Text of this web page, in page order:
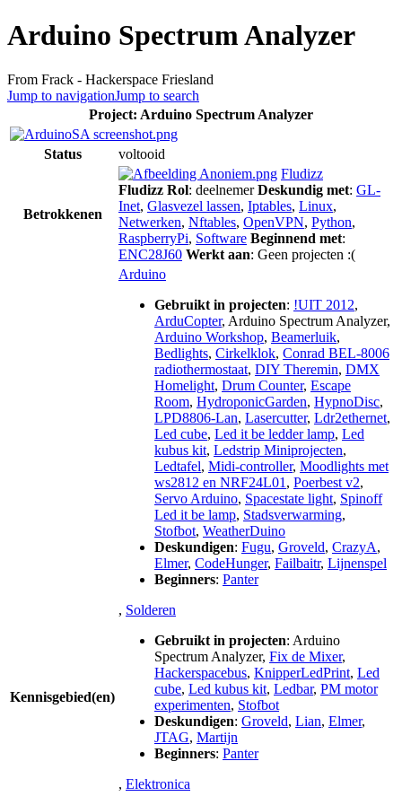
Arduino Spectrum Analyzer
From Frack - Hackerspace Friesland
Jump to navigationJump to search
Project: Arduino Spectrum Analyzer
Status voltooid
Betrokkenen
Fludizz
Fludizz Rol: deelnemerDeskundig met: GL-
Inet, Glasvezel lassen, Iptables, Linux,
Netwerken, Nftables, OpenVPN, Python,
RaspberryPi, Software Beginnend met:
ENC28J60 Werkt aan: Geen projecten :(
Kennisgebied(en)
Arduino
Gebruikt in projecten: !UIT 2012,
ArduCopter, Arduino Spectrum Analyzer,
Arduino Workshop, Beamerluik,
Bedlights, Cirkelklok, Conrad BEL-8006
radiothermostaat, DIY Theremin, DMX
Homelight, Drum Counter, Escape
Room, HydroponicGarden, HypnoDisc,
LPD8806-Lan, Lasercutter, Ldr2ethernet,
Led cube, Led it be ledder lamp, Led
kubus kit, Ledstrip Miniprojecten,
Ledtafel, Midi-controller, Moodlights met
ws2812 en NRF24L01 , Poerbest v2,
Servo Arduino, Spacestate light, Spinoff
Led it be lamp, Stadsverwarming,
Stofbot, WeatherDuino
Deskundigen: Fugu, Groveld, CrazyA,
Elmer, CodeHunger, Failbaitr, Lijnenspel
Beginners: Panter
, Solderen
Gebruikt in projecten: Arduino
Spectrum Analyzer, Fix de Mixer,
Hackerspacebus, KnipperLedPrint, Led
cube, Led kubus kit, Ledbar, PM motor
experimenten, Stofbot
Deskundigen: Groveld, Lian, Elmer,
JTAG, Martijn
Beginners: Panter
, Elektronica